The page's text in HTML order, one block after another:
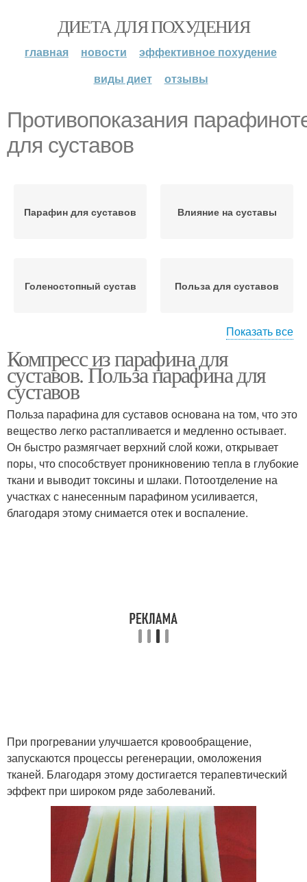
ДИЕТА ДЛЯ ПОХУДЕНИЯ
главная новости
эффективное похудение
виды диет
отзывы
Противопоказания
для суставов
Парафин для суставов Влияние на суставы
Голеностопный сустав Польза для суставов
Парафин на суставы
плечевого сустава
Парафинотерапии для
суставов
Показать все
Компресс из парафина для
суставов. Польза парафина для
суставов
Польза парафина для суставов основана на том, что это
вещество легко растапливается и медленно остывает.
Он быстро размягчает верхний слой кожи, открывает
поры, что способствует проникновению тепла в глубокие
ткани и выводит токсины и шлаки. Потоотделение на
участках с нанесенным парафином усиливается,
благодаря этому снимается отек и воспаление.
При прогревании улучшается кровообращение,
запускаются процессы регенерации, омоложения
тканей. Благодаря этому достигается терапевтический
эффект при широком ряде заболеваний.